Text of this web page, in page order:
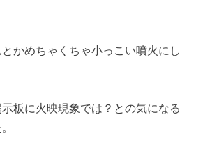
かめちゃくちゃ小っこい噴火にし
板に火映現象では？との気になる